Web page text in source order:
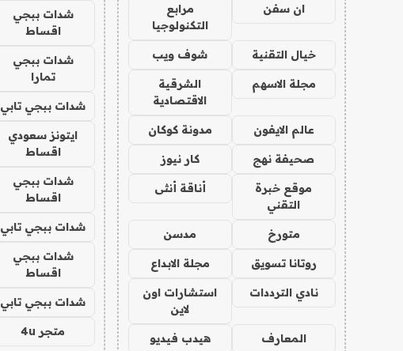
ان سفن
مرابع
التكنولوجيا
خيال التقنية شوف ويب
مجلة الاسهم
الشرقية
الاقتصادية
عالم الايفون مدونة كوكان
صحيفة نهج كار نيوز
موقع خبرة
التقني
أناقة أنثى
متورخ مدسن
روتانا تسويق مجلة الابداع
نادي الترددات
استشارات اون
لاين
المعارف هيدب فيديو
شدات ببجي
اقساط
شدات ببجي
تمارا
شدات ببجي تابي
ايتونز سعودي
اقساط
شدات ببجي
اقساط
شدات ببجي تابي
شدات ببجي
اقساط
شدات ببجي تابي
متجر 4u